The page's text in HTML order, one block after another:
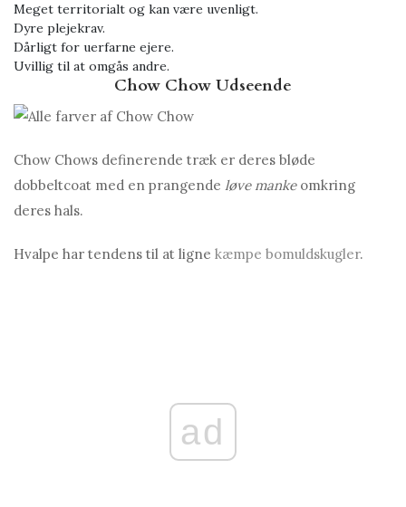
Meget territorialt og kan være uvenligt.
Dyre plejekrav.
Dårligt for uerfarne ejere.
Uvillig til at omgås andre.
Chow Chow Udseende
Chow Chows definerende træk er deres bløde
dobbeltcoat med en prangende løve mankeomkring
deres hals.
Hvalpe har tendens til at ligne kæmpe bomuldskugler.
ad